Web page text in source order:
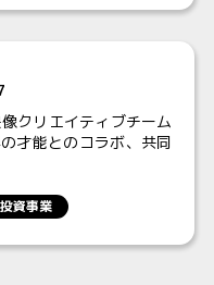
クリエイティブチーム
才能とのコラボ、共同
投資事業